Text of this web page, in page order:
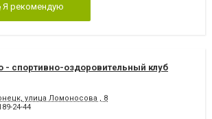
Я рекомендую
- спортивно-оздоровительный клуб
улица Ломоносова , 8
24-44